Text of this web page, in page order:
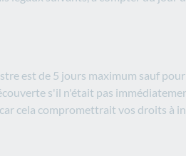
est de 5 jours maximum sauf
s'il n'était pas
cela compromettrait vos droits à